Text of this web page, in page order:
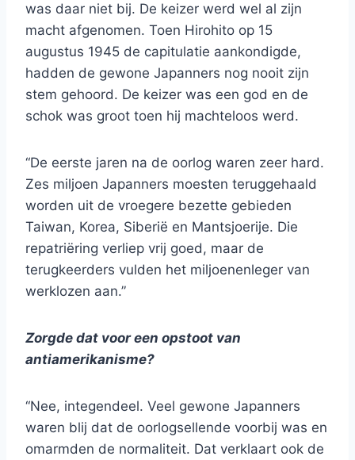
was daar niet bij. De keizer werd wel al zijn
macht afgenomen. Toen Hirohito op 15
augustus 1945 de capitulatie aankondigde,
hadden de gewone Japanners nog nooit zijn
stem gehoord. De keizer was een god en de
schok was groot toen hij machteloos werd.
“De eerste jaren na de oorlog waren zeer hard.
Zes miljoen Japanners moesten teruggehaald
worden uit de vroegere bezette gebieden
Taiwan, Korea, Siberië en Mantsjoerije. Die
repatriëring verliep vrij goed, maar de
terugkeerders vulden het miljoenenleger van
werklozen aan.”
Zorgde dat voor een opstoot van
antiamerikanisme?
“Nee, integendeel. Veel gewone Japanners
waren blij dat de oorlogsellende voorbij was en
omarmden de normaliteit. Dat verklaart ook de